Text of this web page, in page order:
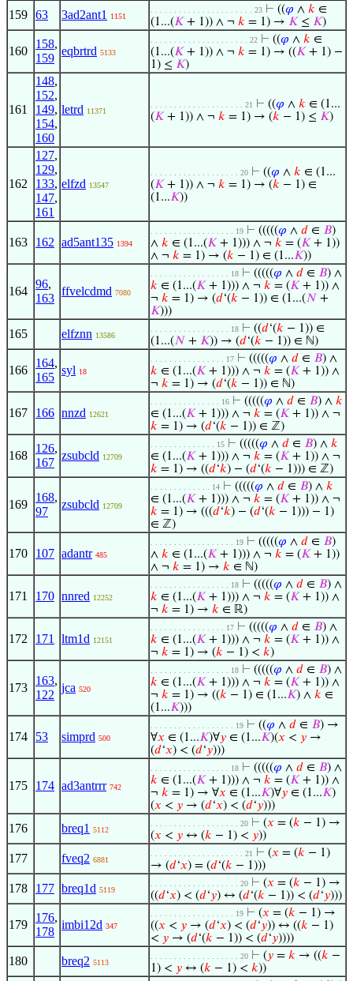
159 63 3ad2ant1 1151
. . . . . . . . . . . . . . . . . . . . . . 23 ⊢ ((𝜑 ∧ 𝑘 ∈
(1...(𝐾 + 1)) ∧ ¬ 𝑘 = 1) → 𝐾 ≤ 𝐾)
160
158,
159
eqbrtrd 5133
. . . . . . . . . . . . . . . . . . . . . 22 ⊢ ((𝜑 ∧ 𝑘 ∈
(1...(𝐾 + 1)) ∧ ¬ 𝑘 = 1) → ((𝐾 + 1) −
1) ≤ 𝐾)
161
148,
152,
149,
154,
160
letrd 11371
. . . . . . . . . . . . . . . . . . . . 21 ⊢ ((𝜑 ∧ 𝑘 ∈ (1...
(𝐾 + 1)) ∧ ¬ 𝑘 = 1) → (𝑘 − 1) ≤ 𝐾)
162
127,
129,
133,
147,
161
elfzd 13547
. . . . . . . . . . . . . . . . . . . 20 ⊢ ((𝜑 ∧ 𝑘 ∈ (1...
(𝐾 + 1)) ∧ ¬ 𝑘 = 1) → (𝑘 − 1) ∈
(1...𝐾))
163 162 ad5ant135 1394
. . . . . . . . . . . . . . . . . . 19 ⊢ (((((𝜑 ∧ 𝑑 ∈ 𝐵)
∧ 𝑘 ∈ (1...(𝐾 + 1))) ∧ ¬ 𝑘 = (𝐾 + 1))
∧ ¬ 𝑘 = 1) → (𝑘 − 1) ∈ (1...𝐾))
164
96,
163
ffvelcdmd 7080
. . . . . . . . . . . . . . . . . 18 ⊢ (((((𝜑 ∧ 𝑑 ∈ 𝐵) ∧
𝑘 ∈ (1...(𝐾 + 1))) ∧ ¬ 𝑘 = (𝐾 + 1)) ∧
¬ 𝑘 = 1) → (𝑑‘(𝑘 − 1)) ∈ (1...(𝑁 +
𝐾)))
165 elfznn 13586
. . . . . . . . . . . . . . . . . 18 ⊢ ((𝑑‘(𝑘 − 1)) ∈
(1...(𝑁 + 𝐾)) → (𝑑‘(𝑘 − 1)) ∈ ℕ)
166
164,
165
syl 18
. . . . . . . . . . . . . . . . 17 ⊢ (((((𝜑 ∧ 𝑑 ∈ 𝐵) ∧
𝑘 ∈ (1...(𝐾 + 1))) ∧ ¬ 𝑘 = (𝐾 + 1)) ∧
¬ 𝑘 = 1) → (𝑑‘(𝑘 − 1)) ∈ ℕ)
167 166 nnzd 12621
. . . . . . . . . . . . . . . 16 ⊢ (((((𝜑 ∧ 𝑑 ∈ 𝐵) ∧ 𝑘
∈ (1...(𝐾 + 1))) ∧ ¬ 𝑘 = (𝐾 + 1)) ∧ ¬
𝑘 = 1) → (𝑑‘(𝑘 − 1)) ∈ ℤ)
168
126,
167
zsubcld 12709
. . . . . . . . . . . . . . 15 ⊢ (((((𝜑 ∧ 𝑑 ∈ 𝐵) ∧ 𝑘
∈ (1...(𝐾 + 1))) ∧ ¬ 𝑘 = (𝐾 + 1)) ∧ ¬
𝑘 = 1) → ((𝑑‘𝑘) − (𝑑‘(𝑘 − 1))) ∈ ℤ)
169
168,
97
zsubcld 12709
. . . . . . . . . . . . . 14 ⊢ (((((𝜑 ∧ 𝑑 ∈ 𝐵) ∧ 𝑘
∈ (1...(𝐾 + 1))) ∧ ¬ 𝑘 = (𝐾 + 1)) ∧ ¬
𝑘 = 1) → (((𝑑‘𝑘) − (𝑑‘(𝑘 − 1))) − 1)
∈ ℤ)
170 107 adantr 485
. . . . . . . . . . . . . . . . . . 19 ⊢ (((((𝜑 ∧ 𝑑 ∈ 𝐵)
∧ 𝑘 ∈ (1...(𝐾 + 1))) ∧ ¬ 𝑘 = (𝐾 + 1))
∧ ¬ 𝑘 = 1) → 𝑘 ∈ ℕ)
171 170 nnred 12252
. . . . . . . . . . . . . . . . . 18 ⊢ (((((𝜑 ∧ 𝑑 ∈ 𝐵) ∧
𝑘 ∈ (1...(𝐾 + 1))) ∧ ¬ 𝑘 = (𝐾 + 1)) ∧
¬ 𝑘 = 1) → 𝑘 ∈ ℝ)
172 171 ltm1d 12151
. . . . . . . . . . . . . . . . 17 ⊢ (((((𝜑 ∧ 𝑑 ∈ 𝐵) ∧
𝑘 ∈ (1...(𝐾 + 1))) ∧ ¬ 𝑘 = (𝐾 + 1)) ∧
¬ 𝑘 = 1) → (𝑘 − 1) < 𝑘)
173
163,
122
jca 520
. . . . . . . . . . . . . . . . . 18 ⊢ (((((𝜑 ∧ 𝑑 ∈ 𝐵) ∧
𝑘 ∈ (1...(𝐾 + 1))) ∧ ¬ 𝑘 = (𝐾 + 1)) ∧
¬ 𝑘 = 1) → ((𝑘 − 1) ∈ (1...𝐾) ∧ 𝑘 ∈
(1...𝐾)))
174 53 simprd 500
. . . . . . . . . . . . . . . . . . 19 ⊢ ((𝜑 ∧ 𝑑 ∈ 𝐵) →
∀𝑥 ∈ (1...𝐾)∀𝑦 ∈ (1...𝐾)(𝑥 < 𝑦 →
(𝑑‘𝑥) < (𝑑‘𝑦)))
175 174 ad3antrrr 742
. . . . . . . . . . . . . . . . . 18 ⊢ (((((𝜑 ∧ 𝑑 ∈ 𝐵) ∧
𝑘 ∈ (1...(𝐾 + 1))) ∧ ¬ 𝑘 = (𝐾 + 1)) ∧
¬ 𝑘 = 1) → ∀𝑥 ∈ (1...𝐾)∀𝑦 ∈ (1...𝐾)
(𝑥 < 𝑦 → (𝑑‘𝑥) < (𝑑‘𝑦)))
176 breq1 5112
. . . . . . . . . . . . . . . . . . . 20 ⊢ (𝑥 = (𝑘 − 1) →
(𝑥 < 𝑦 ↔ (𝑘 − 1) < 𝑦))
177 fveq2 6881
. . . . . . . . . . . . . . . . . . . . 21 ⊢ (𝑥 = (𝑘 − 1)
→ (𝑑‘𝑥) = (𝑑‘(𝑘 − 1)))
178 177 breq1d 5119
. . . . . . . . . . . . . . . . . . . 20 ⊢ (𝑥 = (𝑘 − 1) →
((𝑑‘𝑥) < (𝑑‘𝑦) ↔ (𝑑‘(𝑘 − 1)) < (𝑑‘𝑦)))
179
176,
178
imbi12d 347
. . . . . . . . . . . . . . . . . . 19 ⊢ (𝑥 = (𝑘 − 1) →
((𝑥 < 𝑦 → (𝑑‘𝑥) < (𝑑‘𝑦)) ↔ ((𝑘 − 1)
< 𝑦 → (𝑑‘(𝑘 − 1)) < (𝑑‘𝑦))))
180 breq2 5113
. . . . . . . . . . . . . . . . . . . 20 ⊢ (𝑦 = 𝑘 → ((𝑘 −
1) < 𝑦 ↔ (𝑘 − 1) < 𝑘))